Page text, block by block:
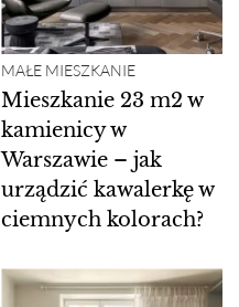
MAŁE MIESZKANIE
Mieszkanie 23 m2 w
kamienicy w
Warszawie – jak
urządzić kawalerkę w
ciemnych kolorach?